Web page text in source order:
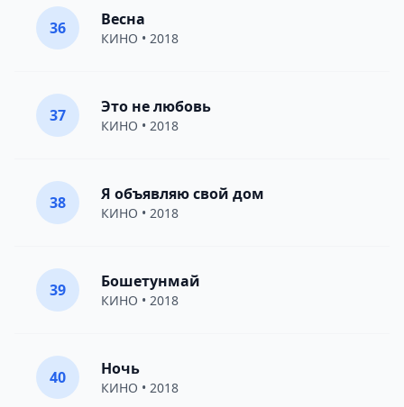
36 Весна
КИНО • 2018
37 Это не любовь
КИНО • 2018
38 Я объявляю свой дом
КИНО • 2018
39 Бошетунмай
КИНО • 2018
40 Ночь
КИНО • 2018